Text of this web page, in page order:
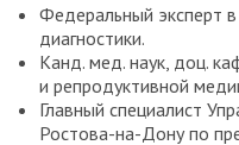
Федеральный эксперт
диагностики.
Канд. мед. наук, доц.
и репродуктивной
Главный специалист
Ростова-на-Дону по